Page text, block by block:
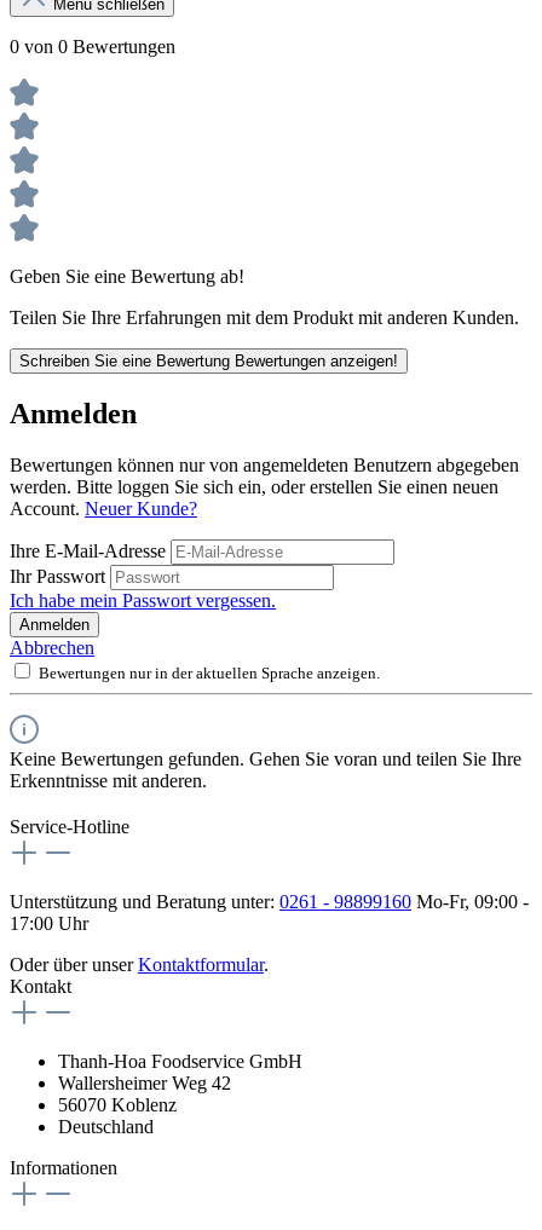
Menü schließen
0 von 0 Bewertungen
Geben Sie eine Bewertung ab!
Teilen Sie Ihre Erfahrungen mit dem Produkt mit anderen Kunden.
Schreiben Sie eine Bewertung Bewertungen anzeigen!
Anmelden
Bewertungen können nur von angemeldeten Benutzern abgegeben
werden. Bitte loggen Sie sich ein, oder erstellen Sie einen neuen
Account. Neuer Kunde?
Ihre E-Mail-Adresse
Ihr Passwort
Ich habe mein Passwort vergessen.
Anmelden
Abbrechen
Bewertungen nur in der aktuellen Sprache anzeigen.
Keine Bewertungen gefunden. Gehen Sie voran und teilen Sie Ihre
Erkenntnisse mit anderen.
Service-Hotline
Unterstützung und Beratung unter: 0261 - 98899160 Mo-Fr, 09:00 -
17:00 Uhr
Oder über unserKontaktformular.
Kontakt
Thanh-Hoa Foodservice GmbH
Wallersheimer Weg 42
56070 Koblenz
Deutschland
Informationen